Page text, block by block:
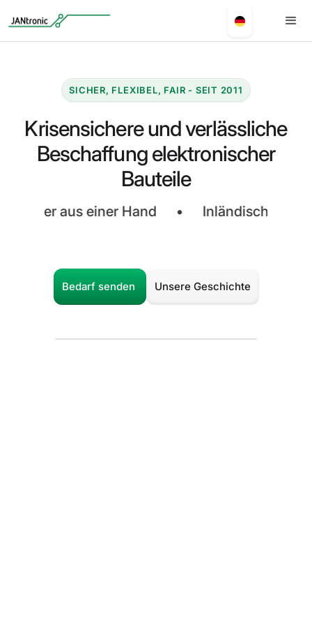
SICHER, FLEXIBEL, FAIR - SEIT 2011
Krisensichere und verlässliche
Beschaffung elektronischer
Bauteile
aus einer Hand • Inländische Rechnung
Bedarf senden Unsere Geschichte